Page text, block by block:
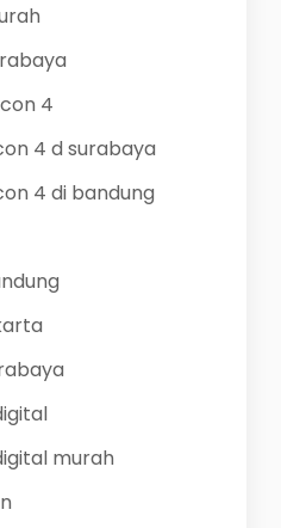
4
4 d surabaya
4 di bandung
murah